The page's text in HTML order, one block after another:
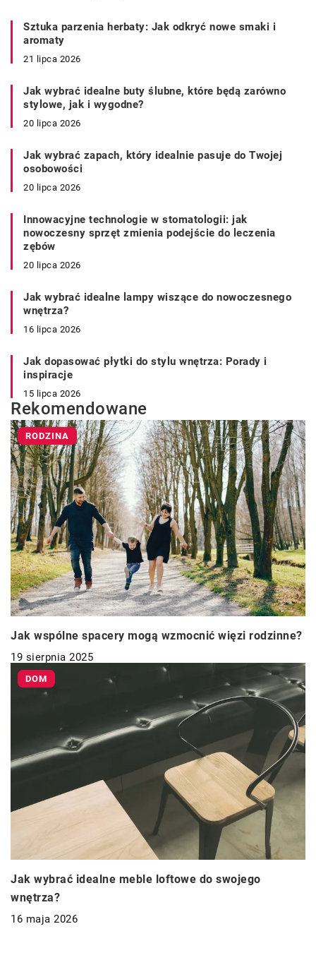
Sztuka parzenia herbaty: Jak odkryć nowe smaki i
aromaty
21 lipca 2026
Jak wybrać idealne buty ślubne, które będą zarówno
stylowe, jak i wygodne?
20 lipca 2026
Jak wybrać zapach, który idealnie pasuje do Twojej
osobowości
20 lipca 2026
Innowacyjne technologie w stomatologii: jak
nowoczesny sprzęt zmienia podejście do leczenia
zębów
20 lipca 2026
Jak wybrać idealne lampy wiszące do nowoczesnego
wnętrza?
16 lipca 2026
Jak dopasować płytki do stylu wnętrza: Porady i
inspiracje
15 lipca 2026
Rekomendowane
RODZINA
Jak wspólne spacery mogą wzmocnić więzi rodzinne?
19 sierpnia 2025
DOM
Jak wybrać idealne meble loftowe do swojego
wnętrza?
16 maja 2026